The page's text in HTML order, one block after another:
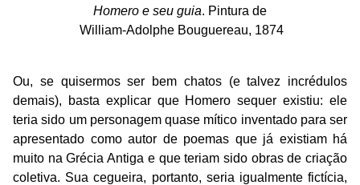
Homero e seu guia. Pintura de
William-Adolphe Bouguereau, 1874
Ou, se quisermos ser bem chatos (e talvez incrédulos
demais), basta explicar que Homero sequer existiu: ele
teria sido um personagem quase mítico inventado para ser
apresentado como autor de poemas que já existiam há
muito na Grécia Antiga e que teriam sido obras de criação
coletiva. Sua cegueira, portanto, seria igualmente fictícia,